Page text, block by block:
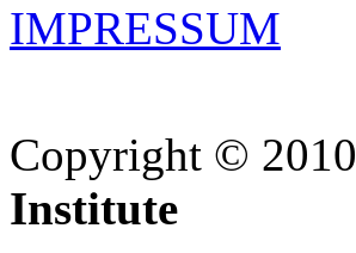
IMPRESSUM
Copyright © 2010
Institute